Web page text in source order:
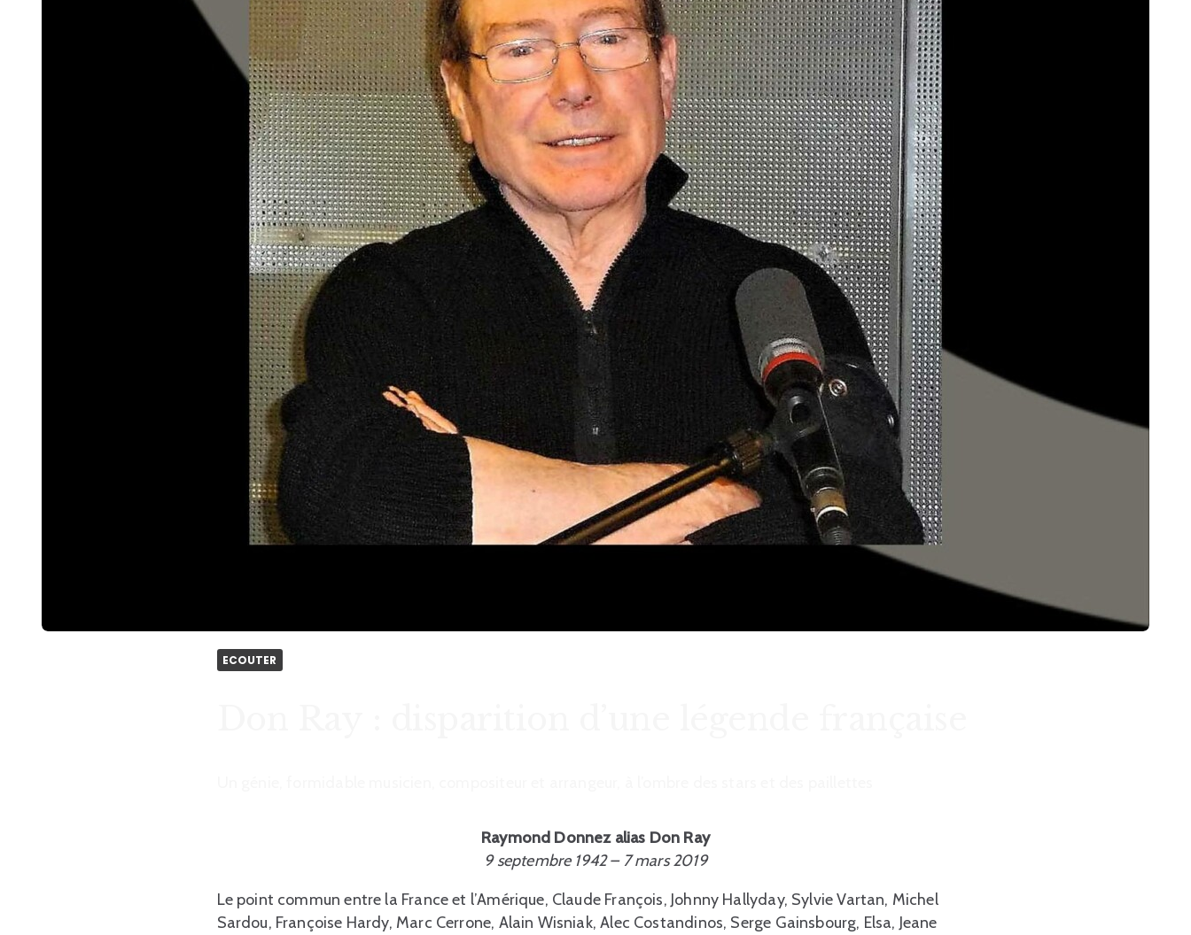
ECOUTER
Raymond Donnez alias Don Ray
9 septembre 1942 – 7 mars 2019
Le point commun entre la France et l’Amérique, Claude François, Johnny Hallyday, Sylvie Vartan, Michel
Sardou, Françoise Hardy, Marc Cerrone, Alain Wisniak, Alec Costandinos, Serge Gainsbourg, Elsa, Jeane